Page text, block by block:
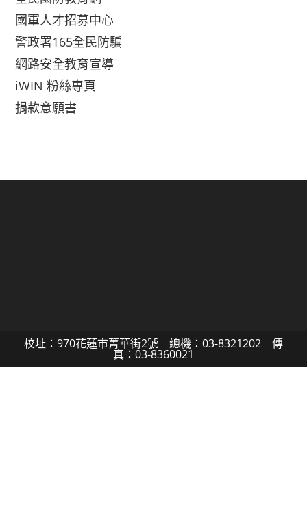
國軍人才招募中心
警政署165全民防騙
網路安全教育宣導
iWIN 粉絲專頁
捐款意願書
校址：970花蓮市菁華街2號 總機：03-8321202 傳
真：03-8360021